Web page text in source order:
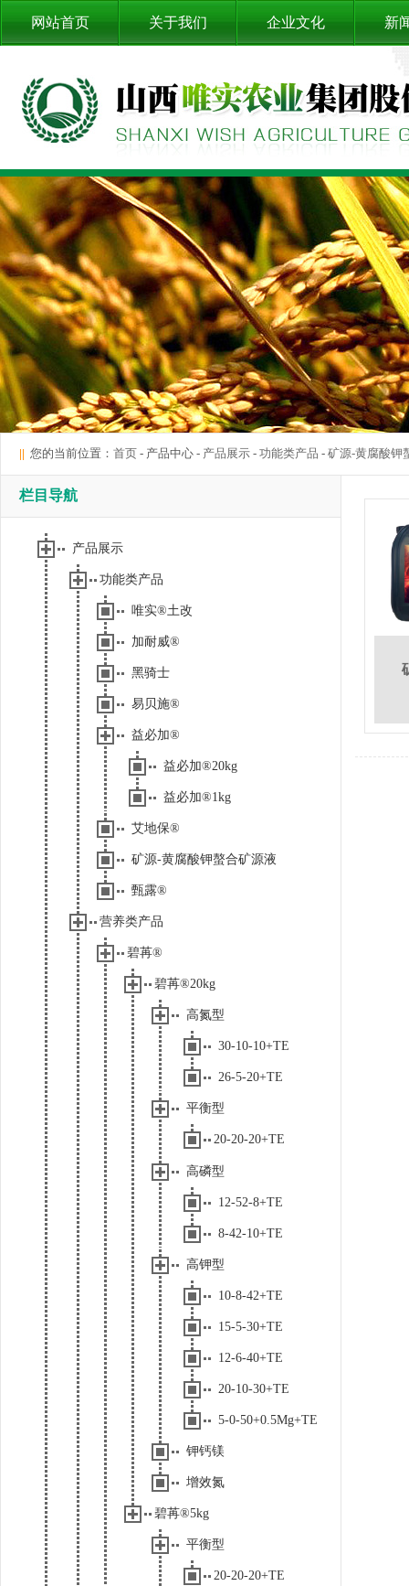
网站首页 关于我们 企业文化 新
|| 您的当前位置： 首页 - 产品中心 - 产品展示 - 功能类产品 - 矿源-黄腐酸钾
栏目导航
产品展示
功能类产品
唯实®土改
加耐威®
黑骑士
易贝施®
益必加®
益必加®20kg
益必加®1kg
艾地保®
矿源-黄腐酸钾螯合矿源液
甄露®
营养类产品
碧苒®
碧苒®20kg
高氮型
30-10-10+TE
26-5-20+TE
平衡型
20-20-20+TE
高磷型
12-52-8+TE
8-42-10+TE
高钾型
10-8-42+TE
15-5-30+TE
12-6-40+TE
20-10-30+TE
5-0-50+0.5Mg+TE
钾钙镁
增效氮
碧苒®5kg
平衡型
20-20-20+TE